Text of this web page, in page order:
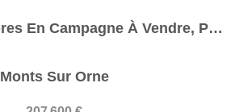
Maison 4 Chambres En Campagne À Vendre, Proche ECOUCHE LES...
Monts Sur Orne